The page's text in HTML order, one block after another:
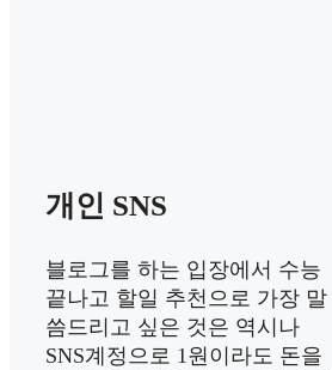
개인 SNS
블로그를 하는 입장에서 수능
끝나고 할일 추천으로 가장 말
씀드리고 싶은 것은 역시나
SNS계정으로 1원이라도 돈을